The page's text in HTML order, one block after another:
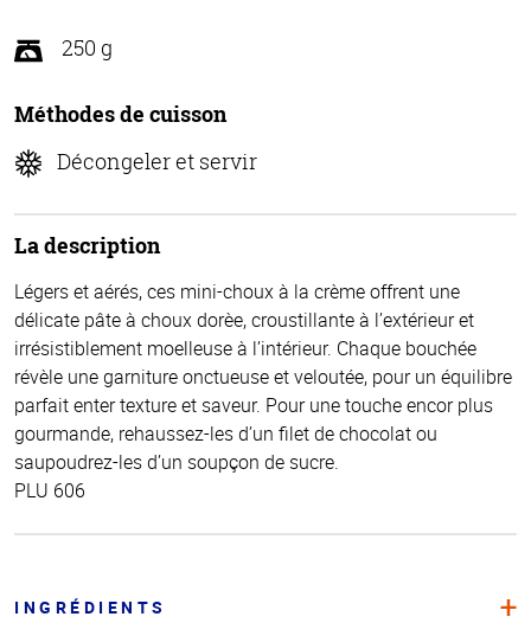
250 g
Méthodes de cuisson
Décongeler et servir
La description
Légers et aérés, ces mini-choux à la crème offrent une
délicate pâte à choux dorèe, croustillante à l’extérieur et
irrésistiblement moelleuse à l’intérieur. Chaque bouchée
révèle une garniture onctueuse et veloutée, pour un équilibre
parfait enter texture et saveur. Pour une touche encor plus
gourmande, rehaussez-les d’un filet de chocolat ou
saupoudrez-les d’un soupçon de sucre.
PLU 606
INGRÉDIENTS